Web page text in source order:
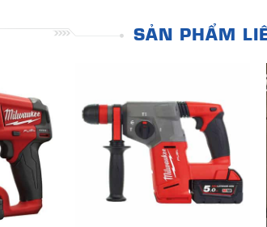
SẢN PHẨM